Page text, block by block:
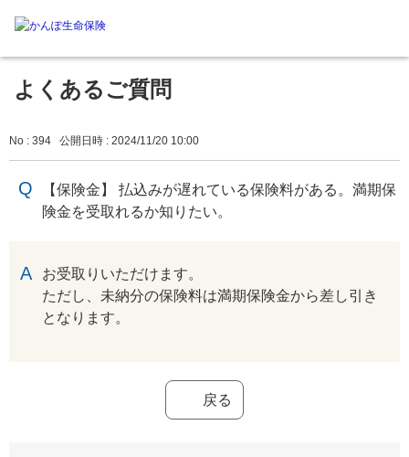
よくあるご質問
No : 394 公開日時 : 2024/11/20 10:00
【保険金】 払込みが遅れている保険料がある。満期保
険金を受取れるか知りたい。
お受取りいただけます。
ただし、未納分の保険料は満期保険金から差し引き
となります。
戻る